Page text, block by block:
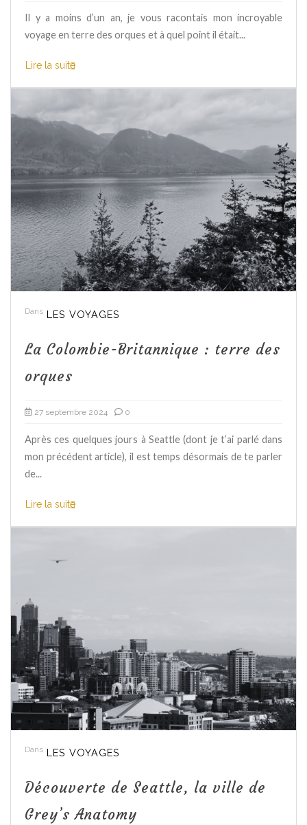
Il y a moins d’un an, je vous racontais mon incroyable
voyage en terre des orques et à quel point il était...
Lire la suite
Dans LES VOYAGES
La Colombie-Britannique : terre des
orques
27 septembre 2024 0
Après ces quelques jours à Seattle (dont je t’ai parlé dans
mon précédent article), il est temps désormais de te parler
de...
Lire la suite
Dans LES VOYAGES
Découverte de Seattle, la ville de
Grey’s Anatomy